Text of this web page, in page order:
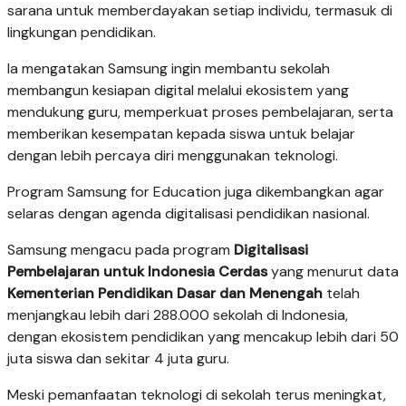
sarana untuk memberdayakan setiap individu, termasuk di
lingkungan pendidikan.
Ia mengatakan Samsung ingin membantu sekolah
membangun kesiapan digital melalui ekosistem yang
mendukung guru, memperkuat proses pembelajaran, serta
memberikan kesempatan kepada siswa untuk belajar
dengan lebih percaya diri menggunakan teknologi.
Program Samsung for Education juga dikembangkan agar
selaras dengan agenda digitalisasi pendidikan nasional.
Samsung mengacu pada program Digitalisasi
Pembelajaran untuk Indonesia Cerdasyang menurut data
Kementerian Pendidikan Dasar dan Menengah telah
menjangkau lebih dari 288.000 sekolah di Indonesia,
dengan ekosistem pendidikan yang mencakup lebih dari 50
juta siswa dan sekitar 4 juta guru.
Meski pemanfaatan teknologi di sekolah terus meningkat,